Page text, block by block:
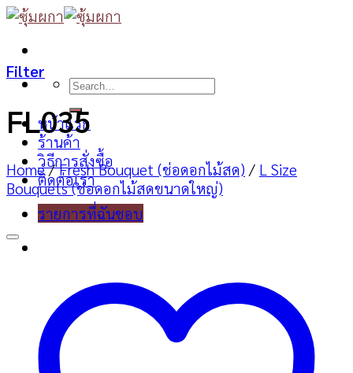
Skip
content
Search
หน้าแรก
ร้านค้า
วิธีการสั่งซื้อ
ติดต่อเรา
รายการที่ฉันชอบ
Filter
FL035
Home / Fresh Bouquet (ช่อดอกไม้สด) / L Size
Bouquets (ช่อดอกไม้สดขนาดใหญ่)